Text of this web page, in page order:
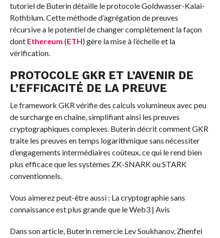
tutoriel de Buterin détaille le protocole Goldwasser-Kalai-
Rothblum. Cette méthode d’agrégation de preuves
récursive a le potentiel de changer complètement la façon
dont Ethereum (ETH) gère la mise à l’échelle et la
vérification.
PROTOCOLE GKR ET L’AVENIR DE
L’EFFICACITÉ DE LA PREUVE
Le framework GKR vérifie des calculs volumineux avec peu
de surcharge en chaîne, simplifiant ainsi les preuves
cryptographiques complexes. Buterin décrit comment GKR
traite les preuves en temps logarithmique sans nécessiter
d’engagements intermédiaires coûteux, ce qui le rend bien
plus efficace que les systèmes ZK-SNARK ou STARK
conventionnels.
Vous aimerez peut-être aussi : La cryptographie sans
connaissance est plus grande que le Web3 | Avis
Dans son article, Buterin remercie Lev Soukhanov, Zhenfei